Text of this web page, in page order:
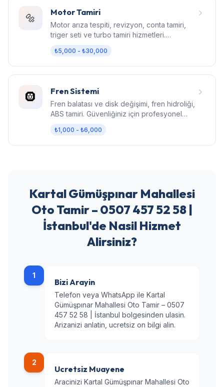
🔩 Motor Tamiri
Motor arıza tespiti, revizyon, conta tamiri,
triger seti ve turbo tamiri hizmetleri.
₺5,000 - ₺30,000
🛞 Fren Sistemi
Fren balatası ve disk değişimi, fren hidroliği,
ABS tamiri. Güvenliğiniz için profesyonel
₺1,000 - ₺6,000
Kartal Gümüşpınar Mahallesi
Oto Tamir – 0507 457 52 58 |
İstanbul'de Nasil Hizmet
Alirsiniz?
1
Bizi Arayin
Telefon veya WhatsApp ile Kartal
Gümüşpınar Mahallesi Oto Tamir – 0507
457 52 58 | İstanbul bolgesinden ulasin.
Arizanizi anlatin, ucretsiz on bilgi alin.
2
Ucretsiz Muayene
Aracinizi Kartal Gümüşpınar Mahallesi Oto